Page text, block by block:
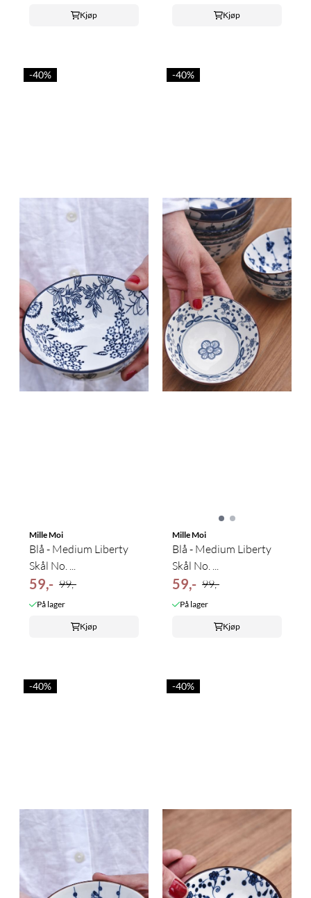
Kjøp Kjøp
-40%
Mille Moi
Blå - Medium Liberty
Skål No. ...
59,- 99,-
På lager
Kjøp
-40%
Mille Moi
Blå - Medium Liberty
Skål No. ...
59,- 99,-
På lager
Kjøp
-40% -40%